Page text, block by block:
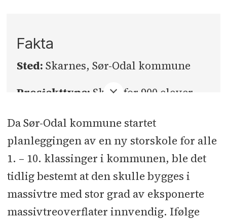
Fakta
Sted: Skarnes, Sør-Odal kommune
Prosjekttype: Skole for 900 elever
Areal (BRA):9300 kvadratmeter
Totalentreprise eks. mva:279
millioner kroner
Byggherre:Sør-Odal kommune
Da Sør-Odal kommune startet
planleggingen av en ny storskole for alle
1. – 10. klassinger i kommunen, ble det
tidlig bestemt at den skulle bygges i
massivtre med stor grad av eksponerte
massivtreoverflater innvendig. Ifølge